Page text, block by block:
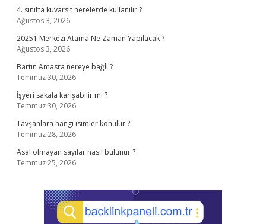
4. sınıfta kuvarsit nerelerde kullanılır ?
Ağustos 3, 2026
20251 Merkezi Atama Ne Zaman Yapılacak ?
Ağustos 3, 2026
Bartın Amasra nereye bağlı ?
Temmuz 30, 2026
İşyeri sakala karışabilir mi ?
Temmuz 30, 2026
Tavşanlara hangi isimler konulur ?
Temmuz 28, 2026
Asal olmayan sayılar nasıl bulunur ?
Temmuz 25, 2026